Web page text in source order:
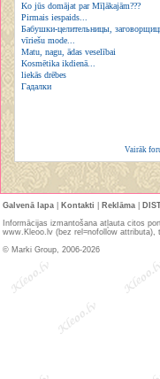
Ko jūs domājat par Mīļākajām???
Pirmais iespaids...
Бабушки-целительницы,
vīriešu mode...
Matu, nagu, ādas veselībai
Kosmētika ikdienā...
liekās drēbes
Гадалки
Vairāk
Galvenā lapa Kontakti Reklāma
Informācijas izmantošana atļauta citos
www.Kleoo.lv (bez rel=nofollow
© Marki Group, 2006-2026